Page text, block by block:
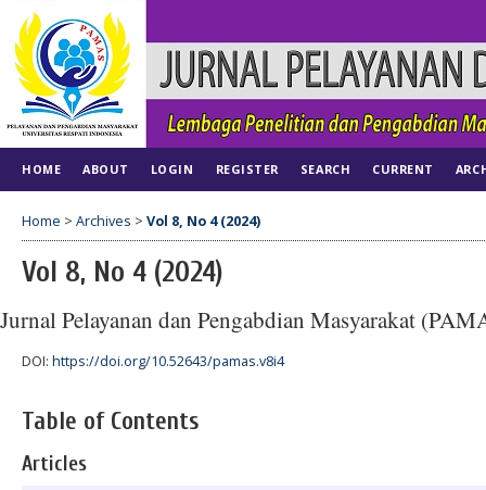
HOME ABOUT LOGIN REGISTER SEARCH CURRENT
Home > Archives > Vol 8, No 4 (2024)
Vol 8, No 4 (2024)
Jurnal Pelayanan dan Pengabdian Masyarakat
DOI: https://doi.org/10.52643/pamas.v8i4
Table of Contents
Articles